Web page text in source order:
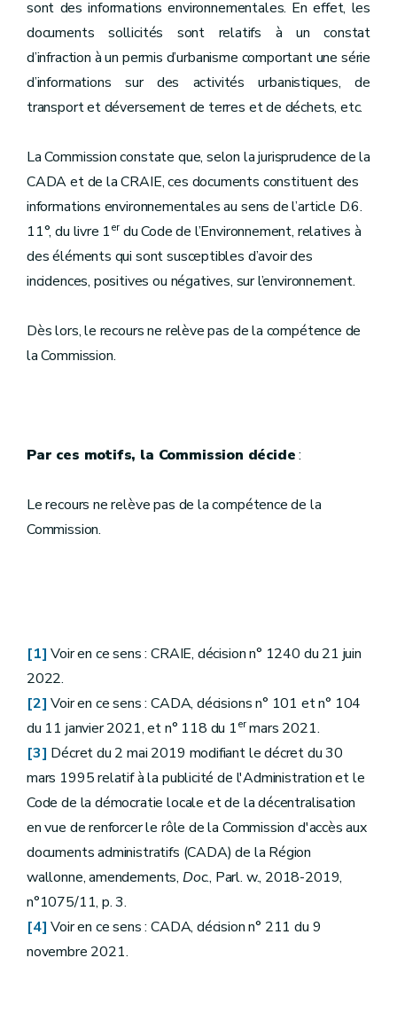
sont des informations environnementales. En effet, les
documents sollicités sont relatifs à un constat
d’infraction à un permis d’urbanisme comportant une série
d’informations sur des activités urbanistiques, de
transport et déversement de terres et de déchets, etc.
La Commission constate que, selon la jurisprudence de la
CADA et de la CRAIE, ces documents constituent des
informations environnementales au sens de l’article D.6.
11°, du livre 1erdu Code de l’Environnement, relatives à
des éléments qui sont susceptibles d’avoir des
incidences, positives ou négatives, sur l’environnement.
Dès lors, le recours ne relève pas de la compétence de
la Commission.
Par ces motifs, la Commission décide:
Le recours ne relève pas de la compétence de la
Commission.
[1] Voir en ce sens : CRAIE, décision n° 1240 du 21 juin
2022.
[2] Voir en ce sens : CADA, décisions n° 101 et n° 104
du 11 janvier 2021, et n° 118 du 1ermars 2021.
[3] Décret du 2 mai 2019 modifiant le décret du 30
mars 1995 relatif à la publicité de l'Administration et le
Code de la démocratie locale et de la décentralisation
en vue de renforcer le rôle de la Commission d'accès aux
documents administratifs (CADA) de la Région
wallonne, amendements, Doc., Parl. w., 2018-2019,
n°1075/11, p. 3.
[4] Voir en ce sens : CADA, décision n° 211 du 9
novembre 2021.